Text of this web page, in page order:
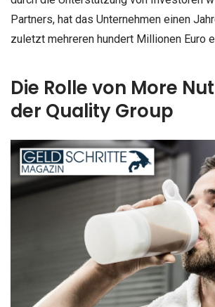
Partners, hat das Unternehmen einen
zuletzt mehreren hundert Millionen Euro
Die Rolle von More
der Quality Group